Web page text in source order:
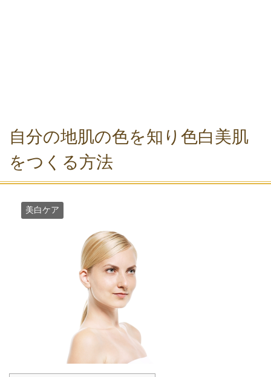
自分の地肌の色を知り色白美肌
をつくる方法
美白ケア